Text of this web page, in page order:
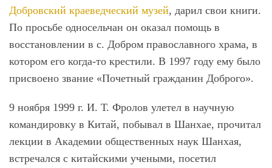
Добровский краеведческий музей, дарил свои книги.
По просьбе односельчан он оказал помощь в
восстановлении в с. Добром православного храма, в
котором его когда-то крестили. В 1997 году ему было
присвоено звание «Почетный гражданин Доброго».
9 ноября 1999 г. И. Т. Фролов улетел в научную
командировку в Китай, побывал в Шанхае, прочитал
лекции в Академии общественных наук Шанхая,
встречался с китайскими учеными, посетил